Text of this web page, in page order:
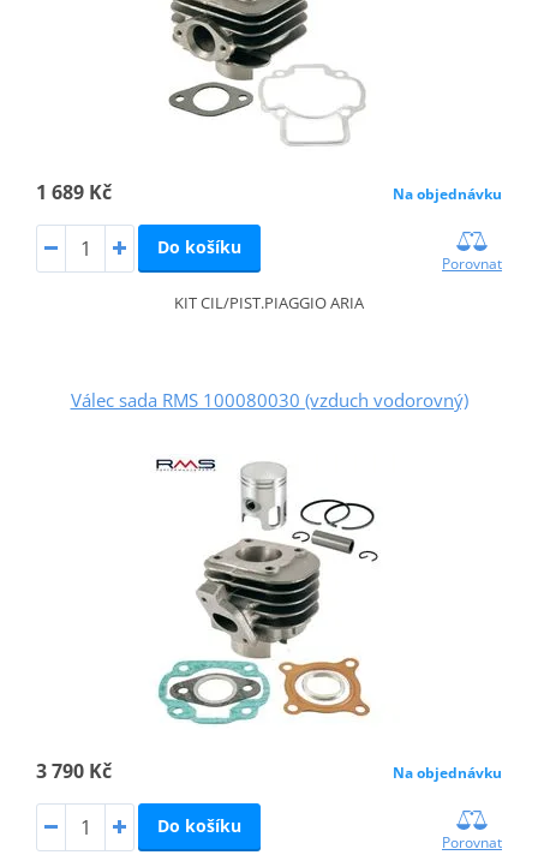
1 689 Kč Na objednávku
Do košíku
Porovnat
KIT CIL/PIST.PIAGGIO ARIA
Válec sada RMS 100080030 (vzduch vodorovný)
3 790 Kč Na objednávku
Do košíku
Porovnat